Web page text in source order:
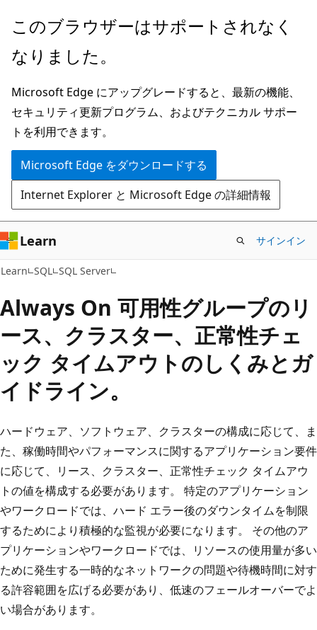
メ
ン
ン
テ
ン
ツ
に
ス
キ
ッ
プ
このブラウザーはサポートされなく
なりました。
Microsoft Edge にアップグレードすると、最新の機能、
セキュリティ更新プログラム、およびテクニカル サポー
トを利用できます。
Microsoft Edge をダウンロードする
Internet Explorer と Microsoft Edge の詳細情報
Learn サインイン
Learn SQL SQL Server
Always On 可用性グループのリ
ース、クラスター、正常性チェ
ック タイムアウトのしくみとガ
イドライン。
ハードウェア、ソフトウェア、クラスターの構成に応じて、ま
た、稼働時間やパフォーマンスに関するアプリケーション要件
に応じて、リース、クラスター、正常性チェック タイムアウ
トの値を構成する必要があります。 特定のアプリケーション
やワークロードでは、ハード エラー後のダウンタイムを制限
するためにより積極的な監視が必要になります。 その他のア
プリケーションやワークロードでは、リソースの使用量が多い
ために発生する一時的なネットワークの問題や待機時間に対す
る許容範囲を広げる必要があり、低速のフェールオーバーでよ
い場合があります。